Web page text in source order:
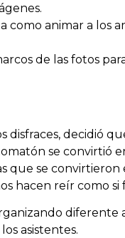
animar a los
de las fotos
decidió
se convirtió
que se
hacen reír como si
diferente
asistentes.